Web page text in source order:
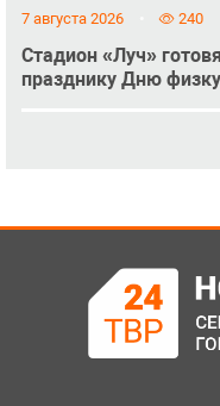
7 августа 2026 240
Стадион «Луч»
празднику Дню